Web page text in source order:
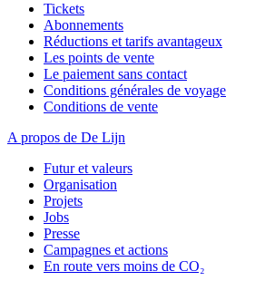
Tickets
Abonnements
Réductions et tarifs avantageux
Les points de vente
Le paiement sans contact
Conditions générales de voyage
Conditions de vente
A propos de De Lijn
Futur et valeurs
Organisation
Projets
Jobs
Presse
Campagnes et actions
En route vers moins de CO₂